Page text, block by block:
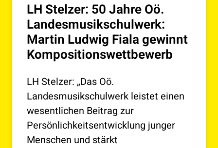
LH Stelzer: 50 Jahre Oö.
Landesmusikschulwerk:
Martin Ludwig Fiala gewinnt
Kompositionswettbewerb
LH Stelzer: „Das Oö.
Landesmusikschulwerk leistet einen
wesentlichen Beitrag zur
Persönlichkeitsentwicklung junger
Menschen und stärkt